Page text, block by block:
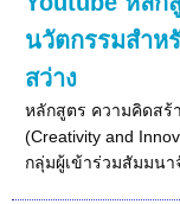
นวัตกรรมสำห
สว่าง
หลักสูตร ความคิดสร้
(Creativity and
กลุ่มผู้เข้าร่วมสัมมนา